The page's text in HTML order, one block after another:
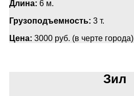
Длина: 6 м.
Грузоподъемность: 3 т.
Цена: 3000 руб. (в черте города)
Зил